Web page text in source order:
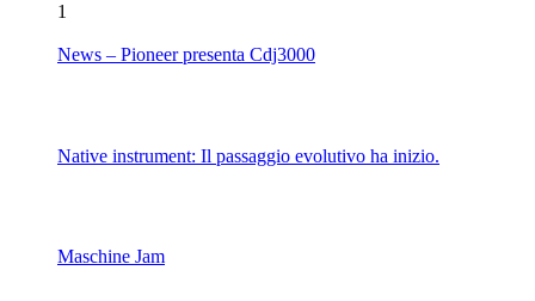
1
News – Pioneer presenta Cdj3000
Native instrument: Il passaggio evolutivo ha inizio.
Maschine Jam